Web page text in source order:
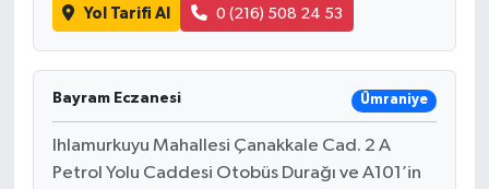
Yol Tarifi Al 0 (216) 508 24 53
Bayram Eczanesi Ümraniye
Ihlamurkuyu Mahallesi Çanakkale Cad. 2 A
Petrol Yolu Caddesi Otobüs Durağı ve A101’in